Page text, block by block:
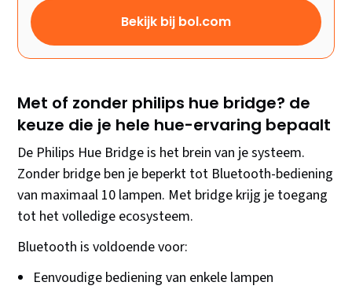
Bekijk bij bol.com
Met of zonder philips hue bridge? de
keuze die je hele hue-ervaring bepaalt
De Philips Hue Bridge is het brein van je systeem.
Zonder bridge ben je beperkt tot Bluetooth-bediening
van maximaal 10 lampen. Met bridge krijg je toegang
tot het volledige ecosysteem.
Bluetooth is voldoende voor:
Eenvoudige bediening van enkele lampen